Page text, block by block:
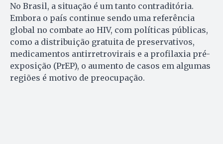
No Brasil, a situação é um tanto contraditória.
Embora o país continue sendo uma referência
global no combate ao HIV, com políticas públicas,
como a distribuição gratuita de preservativos,
medicamentos antirretrovirais e a profilaxia pré-
exposição (PrEP), o aumento de casos em algumas
regiões é motivo de preocupação.